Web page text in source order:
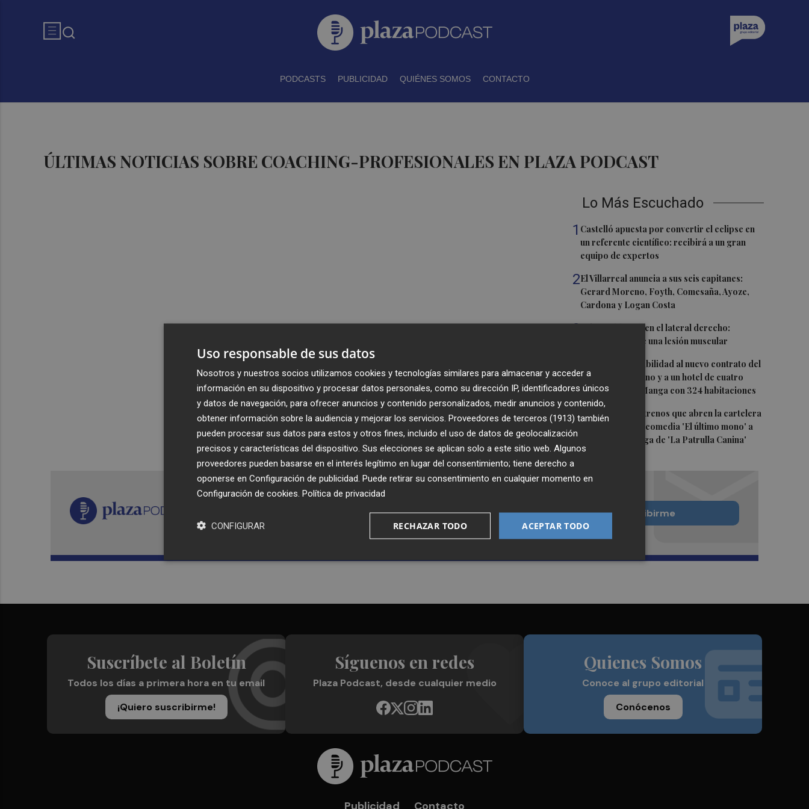
PODCASTS PUBLICIDAD QUIÉNES SOMOS CONTACTO
ÚLTIMAS NOTICIAS SOBRE COACHING-PROFESIONALES EN PLAZA PODCAST
Lo Más Escuchado
1 Castelló apuesta por convertir el eclipse en
un referente científico: recibirá a un gran
equipo de expertos
2El Villarreal anuncia a sus seis capitanes:
Gerard Moreno, Foyth, Comesaña, Ayoze,
Cardona y Logan Costa
3Más problemas en el lateral derecho:
Monferrer sufre una lesión muscular
San Javier da viabilidad al nuevo contrato del
transporte urbano y a un hotel de cuatro
estrellas en La Manga con 324 habitaciones
5 Estos son los estrenos que abren la cartelera
en agosto: de la comedia 'El último mono' a
una nueva entrega de 'La Patrulla Canina'
Recibe toda la actualidad de
Plaza Podcast en tu correo
Quiero suscribirme
Suscríbete al Boletín
Todos los días a primera hora en tu email
¡Quiero suscribirme!
Síguenos en redes
Plaza Podcast, desde cualquier medio
Quienes Somos
Conoce al grupo editorial
Conócenos
Publicidad Contacto
Uso responsable de sus datos
Nosotros y nuestros socios utilizamos cookies y tecnologías similares para almacenar y acceder a
información en su dispositivo y procesar datos personales, como su dirección IP, identificadores únicos
y datos de navegación, para ofrecer anuncios y contenido personalizados, medir anuncios y contenido,
obtener información sobre la audiencia y mejorar los servicios. Proveedores de terceros (1913) también
pueden procesar sus datos para estos y otros fines, incluido el uso de datos de geolocalización
precisos y características del dispositivo. Sus elecciones se aplican solo a este sitio web. Algunos
proveedores pueden basarse en el interés legítimo en lugar del consentimiento; tiene derecho a
oponerse en Configuración de publicidad . Puede retirar su consentimiento en cualquier momento en
Configuración de cookies Política de privacidad
ACEPTAR TODO
RECHAZAR TODO
CONFIGURAR